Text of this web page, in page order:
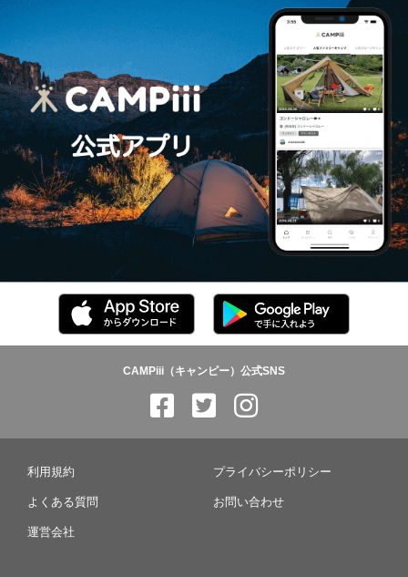
CAMPiii（キャンピー）公式SNS
利用規約 プライバシーポリシー
よくある質問 お問い合わせ
運営会社